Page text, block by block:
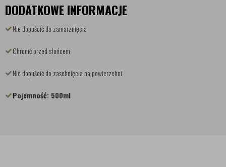
DODATKOWE INFORMACJE
Nie dopuścić do zamarznięcia
Chronić przed słońcem
Nie dopuścić do zaschnięcia na powierzchni
Pojemność: 500ml